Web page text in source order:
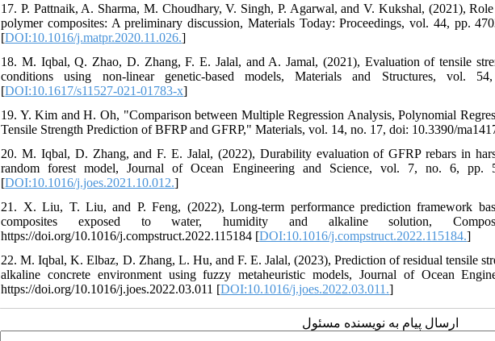
17. P. Pattnaik, A. Sharma, M. Choudhary, V. Singh, P. Agarwal, and V. Kukshal, (2021),
polymer composites: A preliminary discussion, Materials Today: Proceedings, vol. 44, pp.
[DOI:10.1016/j.matpr.2020.11.026.]
18. M. Iqbal, Q. Zhao, D. Zhang, F. E. Jalal, and A. Jamal, (2021), Evaluation of tensile
conditions using non-linear genetic-based models, Materials and Structures, vol.
[DOI:10.1617/s11527-021-01783-x]
19. Y. Kim and H. Oh, "Comparison between Multiple Regression Analysis, Polynomial
Tensile Strength Prediction of BFRP and GFRP," Materials, vol. 14, no. 17, doi: 10.3390/
20. M. Iqbal, D. Zhang, and F. E. Jalal, (2022), Durability evaluation of GFRP rebars in
random forest model, Journal of Ocean Engineering and Science, vol. 7, no. 6, pp.
[DOI:10.1016/j.joes.2021.10.012.]
21. X. Liu, T. Liu, and P. Feng, (2022), Long-term performance prediction framework
composites exposed to water, humidity and alkaline solution,
https://doi.org/10.1016/j.compstruct.2022.115184 [DOI:10.1016/j.compstruct.2022.115184.]
22. M. Iqbal, K. Elbaz, D. Zhang, L. Hu, and F. E. Jalal, (2023), Prediction of residual tensile
alkaline concrete environment using fuzzy metaheuristic models, Journal of Ocean
https://doi.org/10.1016/j.joes.2022.03.011 [DOI:10.1016/j.joes.2022.03.011.]
ارسال پیام به نویسنده مسئول